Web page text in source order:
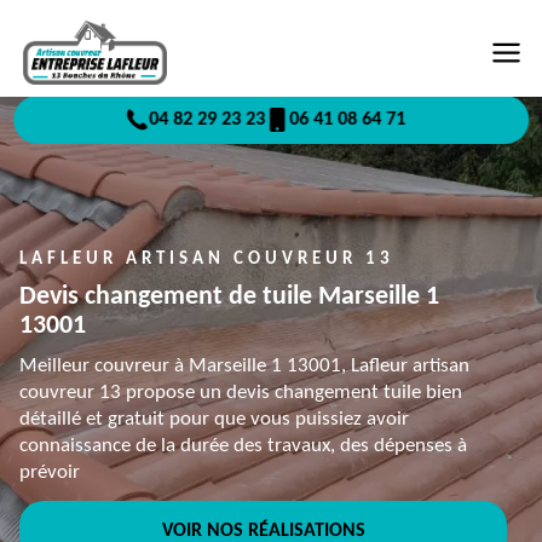
04 82 29 23 23 06 41 08 64 71
LAFLEUR ARTISAN COUVREUR 13
Devis changement de tuile Marseille 1
13001
Meilleur couvreur à Marseille 1 13001, Lafleur artisan
couvreur 13 propose un devis changement tuile bien
détaillé et gratuit pour que vous puissiez avoir
connaissance de la durée des travaux, des dépenses à
prévoir
VOIR NOS RÉALISATIONS